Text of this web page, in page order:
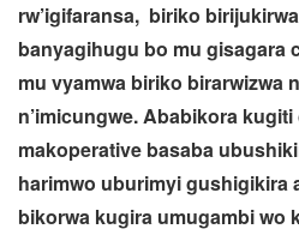
rw’igifaransa, biriko
banyagihugu bo mu gisagara
mu vyamwa biriko birarwizwa
n’imicungwe. Ababikora
makoperative basaba
harimwo uburimyi gushigikira
bikorwa kugira umugambi wo